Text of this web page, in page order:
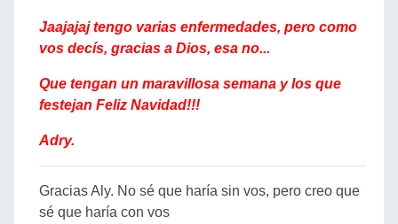
Jaajajaj tengo varias enfermedades, pero como
vos decís, gracias a Dios, esa no...
Que tengan un maravillosa semana y los que
festejan Feliz Navidad!!!
Adry.
Gracias Aly. No sé que haría sin vos, pero creo que
sé que haría con vos